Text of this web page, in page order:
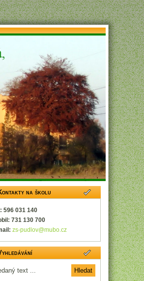
na školu
596 031 140
731 130 700
zs-pudlov@mubo.cz